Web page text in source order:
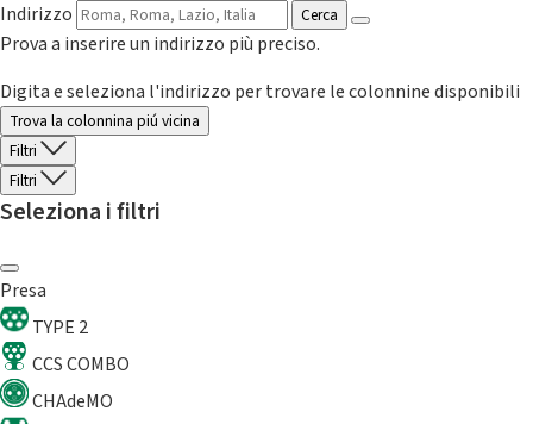
Indirizzo
Cerca
Prova a inserire un indirizzo più preciso.
Digita e seleziona l'indirizzo per trovare le colonnine disponibili
Trova la colonnina piú vicina
Filtri
Filtri
Seleziona i filtri
Presa
TYPE 2
CCS COMBO
CHAdeMO